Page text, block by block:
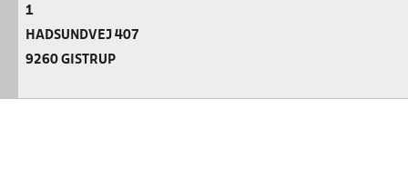
1
HADSUNDVEJ 407
9260 GISTRUP